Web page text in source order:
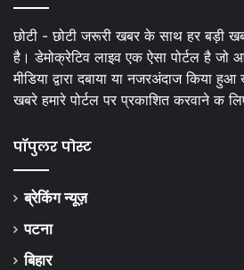
छोटी - छोटी जरूरी खबर के साथ हर बड़ी
है। डेमोक्रेटिव लाइव एक ऐसा पोर्टल है जो
मीडिया द्वारा दबाया या नजरअंदाज किया
खबरे हमारे पोर्टल पर प्रकाशित करवाने क
पॉपुलर पोस्ट
ब्रेकिंग न्यूज़
पटना
बिहार